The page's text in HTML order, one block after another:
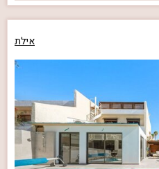
אילת